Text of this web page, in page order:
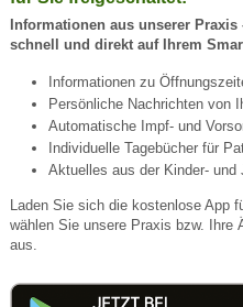
Informationen aus unserer Praxis
schnell und direkt auf Ihrem
Informationen zu
Persönliche Nachrichten von
Automatische Impf- und
Individuelle Tagebücher für
Aktuelles aus der Kinder- und
Laden Sie sich die kostenlose App
wählen Sie unsere Praxis bzw. Ihre
aus.